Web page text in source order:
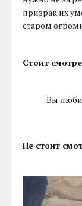
призрак их
старом
Стоит
Вы
Не стоит